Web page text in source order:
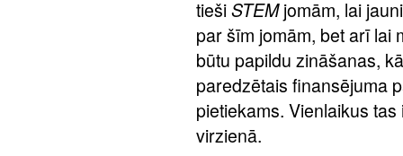
tiešiSTEMjomām, lai
par šīm jomām, bet arī lai
būtu papildu zināšanas,
paredzētais finansējuma
pietiekams. Vienlaikus
virzienā.